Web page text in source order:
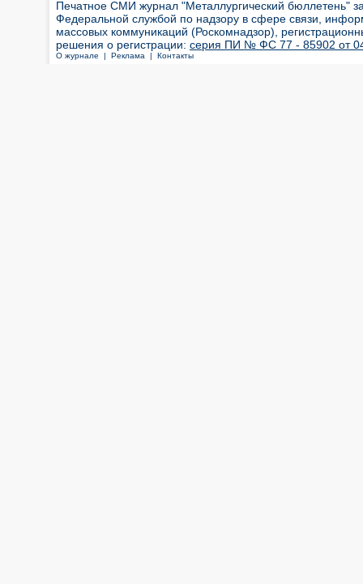
Печатное СМИ журнал "Металлургический бюллетень"
Федеральной службой по надзору в сфере связи,
массовых коммуникаций (Роскомнадзор),
решения о регистрации: серия ПИ № ФС 77 - 85902 от 04
О журнале | Реклама | Контакты